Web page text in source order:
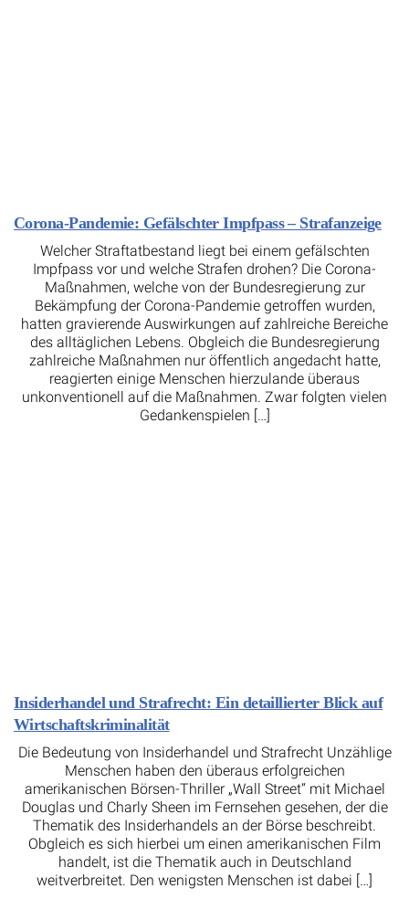
Corona-Pandemie: Gefälschter Impfpass – Strafanzeige
Welcher Straftatbestand liegt bei einem gefälschten
Impfpass vor und welche Strafen drohen? Die Corona-
Maßnahmen, welche von der Bundesregierung zur
Bekämpfung der Corona-Pandemie getroffen wurden,
hatten gravierende Auswirkungen auf zahlreiche Bereiche
des alltäglichen Lebens. Obgleich die Bundesregierung
zahlreiche Maßnahmen nur öffentlich angedacht hatte,
reagierten einige Menschen hierzulande überaus
unkonventionell auf die Maßnahmen. Zwar folgten vielen
Gedankenspielen […]
Insiderhandel und Strafrecht: Ein detaillierter Blick auf
Wirtschaftskriminalität
Die Bedeutung von Insiderhandel und Strafrecht Unzählige
Menschen haben den überaus erfolgreichen
amerikanischen Börsen-Thriller „Wall Street“ mit Michael
Douglas und Charly Sheen im Fernsehen gesehen, der die
Thematik des Insiderhandels an der Börse beschreibt.
Obgleich es sich hierbei um einen amerikanischen Film
handelt, ist die Thematik auch in Deutschland
weitverbreitet. Den wenigsten Menschen ist dabei […]